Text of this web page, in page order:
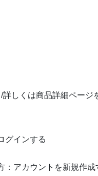
しくは商品詳細ページ
グインする
：アカウントを新規作成